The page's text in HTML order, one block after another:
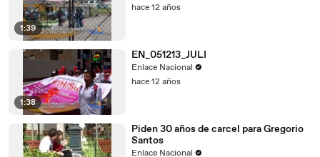
1:39
hace 12 años
1:38
EN_051213_JULI
Enlace Nacional
hace 12 años
Piden 30 años de carcel para Gregorio
Santos
Enlace Nacional